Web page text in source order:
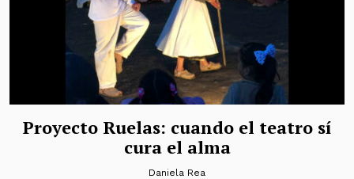
Proyecto Ruelas: cuando el teatro sí
cura el alma
Daniela Rea